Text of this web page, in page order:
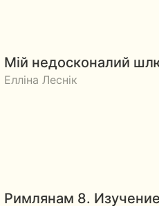
Мій недосконалий
Елліна Леснік
Римлянам 8.